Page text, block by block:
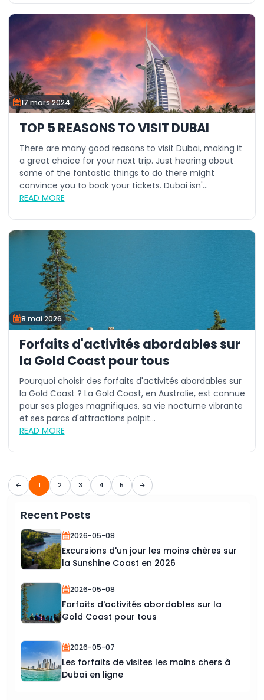
17 mars 2024
TOP 5 REASONS TO VISIT DUBAI
There are many good reasons to visit Dubai, making it
a great choice for your next trip. Just hearing about
some of the fantastic things to do there might
convince you to book your tickets. Dubai isn'...
READ MORE
8 mai 2026
Forfaits d'activités abordables sur
la Gold Coast pour tous
Pourquoi choisir des forfaits d'activités abordables sur
la Gold Coast ? La Gold Coast, en Australie, est connue
pour ses plages magnifiques, sa vie nocturne vibrante
et ses parcs d'attractions palpit...
READ MORE
1 2 3 4 5
Recent Posts
2026-05-08
Excursions d'un jour les moins chères sur
la Sunshine Coast en 2026
2026-05-08
Forfaits d'activités abordables sur la
Gold Coast pour tous
2026-05-07
Les forfaits de visites les moins chers à
Dubaï en ligne